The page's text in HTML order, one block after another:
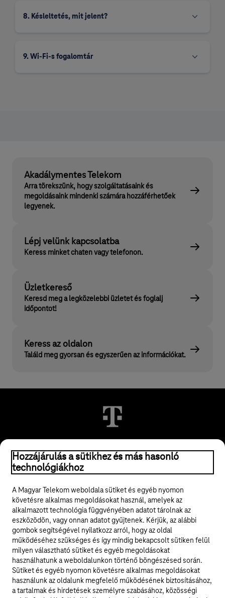
8. Késleltetés, mit jelent?
9. Wi-Fi-s fogalomtár
Akadálymentes Telekom
Arra törekszünk, hogy szolgáltatásaink és
megoldásaink mindenki számára hozzáférhetőek
legyenek.
Lépj velünk kapcsolatba
Keress minket chaten vagy telefonon.
Üzletkereső
Keresd meg a legközelebbi üzletet és foglalj
időpontot!
Keress az oldalon
Találd meg gyorsan és egyszerűen az információkat.
© 2026 Magyar Telekom Nyrt.
ÁSZF
Adatvédelem
Felhívások
Hírlevél
Hozzájárulás a sütikhez és más hasonló
technológiákhoz
A Magyar Telekom weboldala sütiket és egyéb nyomon
követésre alkalmas megoldásokat használ, amelyek az
alkalmazott technológia függvényében adatot tárolnak az
eszközödön, vagy onnan adatot gyűjtenek. Kérjük, az alábbi
gombok segítségével nyilatkozz arról, hogy az oldal
működéséhez szükséges és így mindig bekapcsolt sütiken felül
milyen választható sütiket és egyéb megoldásokat
használhatunk a weboldalunkon történő böngészésed során.
Sütiket és egyéb nyomon követésre alkalmas megoldásokat
használunk az oldalunk megfelelő működésének biztosításához,
a tartalmak és hirdetések személyre szabásához, közösségi